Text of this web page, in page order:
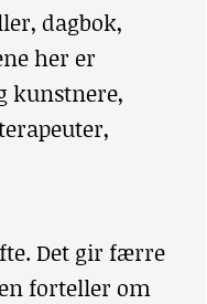
dagbok,
her er
kunstnere,
Det gir færre
forteller om